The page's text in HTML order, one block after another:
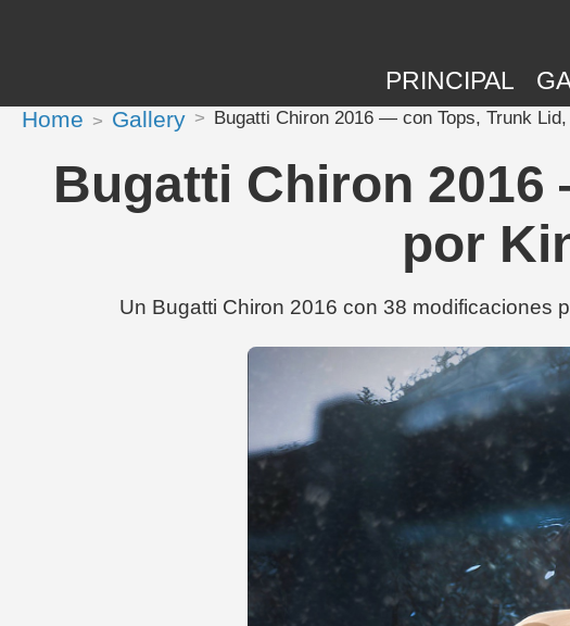
PRINCIPAL
Home Gallery Bugatti Chiron 2016 — con Tops, Trunk
Bugatti Chiron
por
Un Bugatti Chiron 2016 con 38 modificaciones